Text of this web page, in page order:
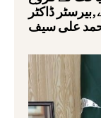
ڈاکٹر
علی سیف